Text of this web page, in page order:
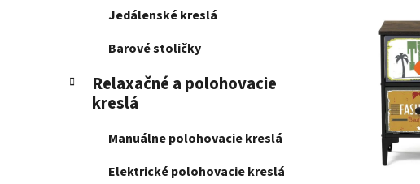
n
e
Jedálenské kreslá
Barové stoličky
Relaxačné a polohovacie
kreslá
Manuálne polohovacie kreslá
Elektrické polohovacie kreslá